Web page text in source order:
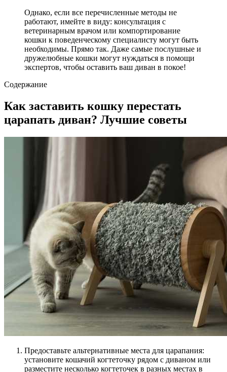
Однако, если все перечисленные методы не
работают, имейте в виду: консультация с
ветеринарным врачом или компортирование
кошки к поведенческому специалисту могут быть
необходимы. Прямо так. Даже самые послушные и
дружелюбные кошки могут нуждаться в помощи
экспертов, чтобы оставить ваш диван в покое!
Содержание
Как заставить кошку перестать
царапать диван? Лучшие советы
Предоставьте альтернативные места для царапания:
установите кошачий когтеточку рядом с диваном или
разместите несколько когтеточек в разных местах в